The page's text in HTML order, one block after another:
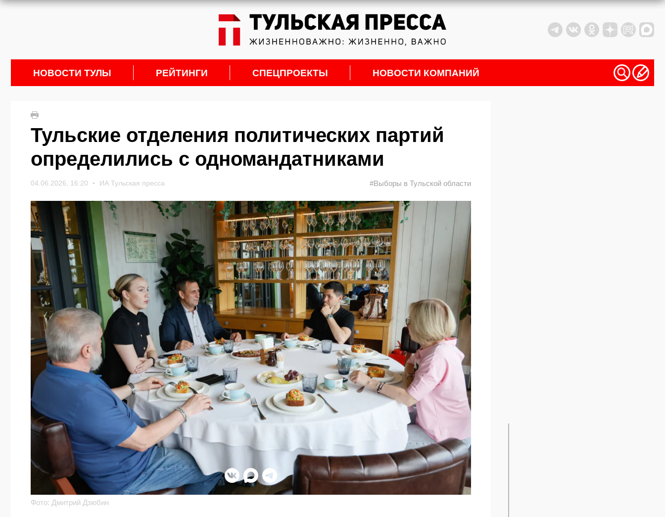
НОВОСТИ ТУЛЫ РЕЙТИНГИ СПЕЦПРОЕКТЫ НОВОСТИ КОМПАНИЙ
Тульские отделения политических партий
определились с одномандатниками
04.06.2026, 16:20 ИА Тульская пресса #Выборы в Тульской области
Фото: Дмитрий Дзюбин